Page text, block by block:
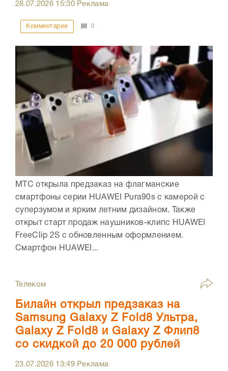
28.07.2026 15:30Реклама
Комментарии 0
МТС открыла предзаказ на флагманские
смартфоны серии HUAWEI Pura90s с камерой с
суперзумом и ярким летним дизайном. Также
открыт старт продаж наушников-клипс HUAWEI
FreeClip 2S с обновленным оформлением.
Смартфон HUAWEI...
Телеком
Билайн открыл предзаказ на
Samsung Galaxy Z Fold8 Ультра,
Galaxy Z Fold8 и Galaxy Z Флип8
со скидкой до 20 000 рублей
23.07.2026 13:49Реклама